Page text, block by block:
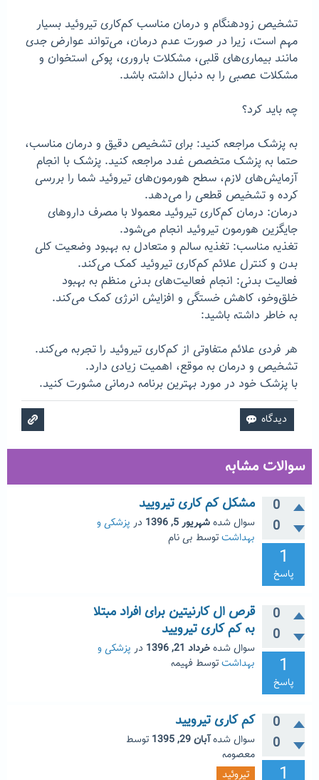
تشخیص زودهنگام و درمان مناسب کم‌کاری تیروئید بسیار
مهم است، زیرا در صورت عدم درمان، می‌تواند عوارض جدی
مانند بیماری‌های قلبی، مشکلات باروری، پوکی استخوان و
مشکلات عصبی را به دنبال داشته باشد.
چه باید کرد؟
به پزشک مراجعه کنید: برای تشخیص دقیق و درمان مناسب،
حتما به پزشک متخصص غدد مراجعه کنید. پزشک با انجام
آزمایش‌های لازم، سطح هورمون‌های تیروئید شما را بررسی
کرده و تشخیص قطعی را می‌دهد.
درمان: درمان کم‌کاری تیروئید معمولا با مصرف داروهای
جایگزین هورمون تیروئید انجام می‌شود.
تغذیه مناسب: تغذیه سالم و متعادل به بهبود وضعیت کلی
بدن و کنترل علائم کم‌کاری تیروئید کمک می‌کند.
فعالیت بدنی: انجام فعالیت‌های بدنی منظم به بهبود
خلق‌وخو، کاهش خستگی و افزایش انرژی کمک می‌کند.
به خاطر داشته باشید:
هر فردی علائم متفاوتی از کم‌کاری تیروئید را تجربه می‌کند.
تشخیص و درمان به موقع، اهمیت زیادی دارد.
با پزشک خود در مورد بهترین برنامه درمانی مشورت کنید.
سوالات مشابه
0
0
1
پاسخ
مشکل کم کاری تیرویید
سوال شدهشهریور 5, 1396 در پزشکی و
بهداشتتوسط بی نام
0
0
1
پاسخ
قرص ال کارنیتین برای افراد مبتلا
به کم کاری تیرویید
سوال شدهخرداد 21, 1396 در پزشکی و
بهداشتتوسط فهیمه
0
0
1
کم کاری تیرویید
سوال شدهآبان 29, 1395
توسط
معصومه
تیروئید